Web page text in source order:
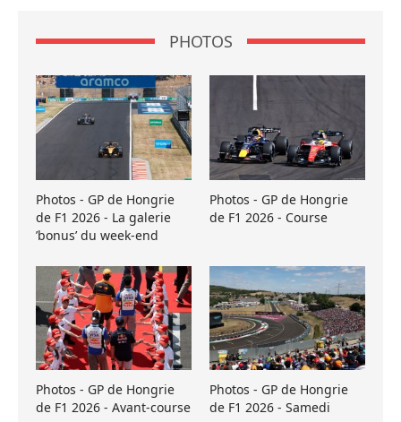
PHOTOS
Photos - GP de Hongrie
de F1 2026 - La galerie
’bonus’ du week-end
Photos - GP de Hongrie
de F1 2026 - Course
Photos - GP de Hongrie
de F1 2026 - Avant-course
Photos - GP de Hongrie
de F1 2026 - Samedi